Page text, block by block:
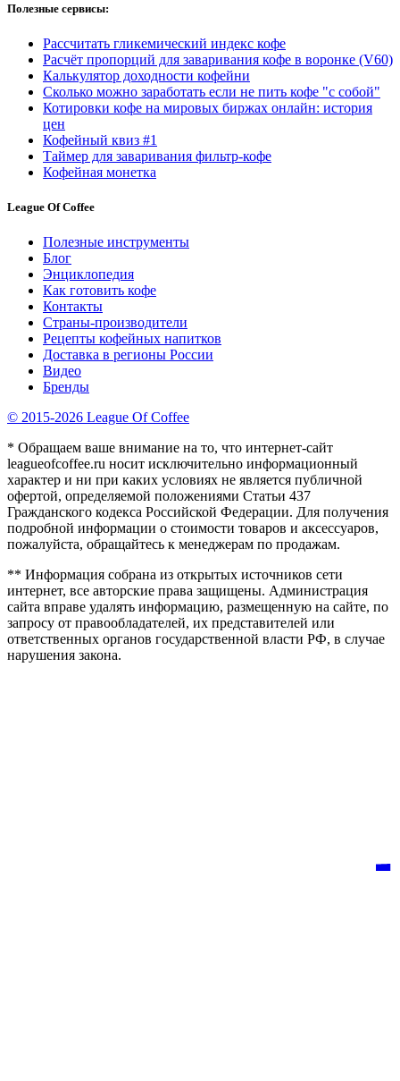
Полезные сервисы:
Рассчитать гликемический индекс кофе
Расчёт пропорций для заваривания кофе в воронке (V60)
Калькулятор доходности кофейни
Сколько можно заработать если не пить кофе "с собой"
Котировки кофе на мировых биржах онлайн: история
цен
Кофейный квиз #1
Таймер для заваривания фильтр-кофе
Кофейная монетка
League Of Coffee
Полезные инструменты
Блог
Энциклопедия
Как готовить кофе
Контакты
Страны-производители
Рецепты кофейных напитков
Доставка в регионы России
Видео
Бренды
© 2015-2026 League Of Coffee
* Обращаем ваше внимание на то, что интернет-сайт
leagueofcoffee.ru носит исключительно информационный
характер и ни при каких условиях не является публичной
офертой, определяемой положениями Статьи 437
Гражданского кодекса Российской Федерации. Для получения
подробной информации о стоимости товаров и аксессуаров,
пожалуйста, обращайтесь к менеджерам по продажам.
** Информация собрана из открытых источников сети
интернет, все авторские права защищены. Администрация
сайта вправе удалять информацию, размещенную на сайте, по
запросу от правообладателей, их представителей или
ответственных органов государственной власти РФ, в случае
нарушения закона.